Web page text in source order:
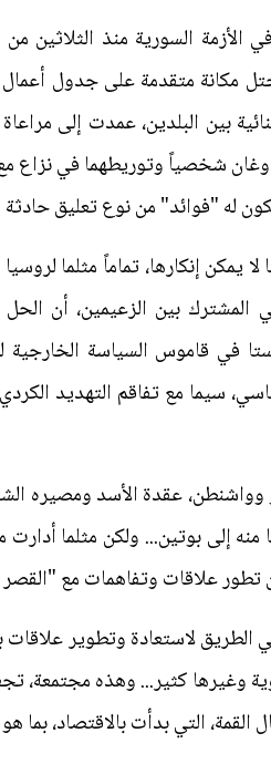
السورية منذ الثلاثين
مكانة متقدمة على جدول
بين البلدين، عمدت إلى
شخصياً وتوريطهما في
له "فوائد" من نوع تعليق
يمكن إنكارها، تماماً مثلما
المشترك بين الزعيمين، أن
في قاموس السياسة الخارجية
سيما مع تفاقم التهديد
وواشنطن، عقدة الأسد ومصيره
منه إلى بوتين... ولكن مثلما
علاقات وتفاهمات مع
لاستعادة وتطوير
وغيرها كثير... وهذه
التي بدأت بالاقتصاد، بما هو